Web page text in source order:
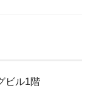
ビル1階